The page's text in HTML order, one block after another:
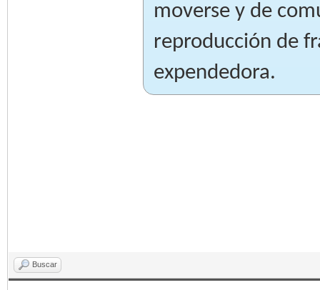
moverse y de
reproducción de
expendedora.
Buscar